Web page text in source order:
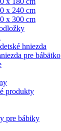
x 240 cm
x 300 cm
hniezda
pre bábätko
produkty
pre bábiky